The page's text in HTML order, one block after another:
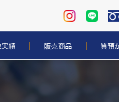
実績 販売商品 質預